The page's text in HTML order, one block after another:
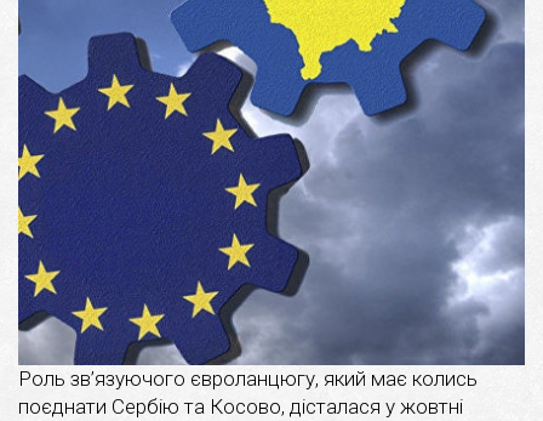
Роль зв’язуючого євроланцюгу, який має колись
поєднати Сербію та Косово, дісталася у жовтні